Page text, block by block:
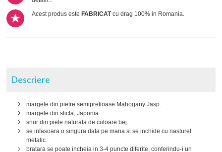
Acest produs esteFABRICATcu drag 100% in Romania.
Descriere
margele din pietre semipretioase Mahogany Jasp.
margele din sticla, Japonia.
snur din piele naturala de culoare bej.
se infasoara o singura data pe mana si se inchide cu nasturel
metalic.
bratara se poate incheia in 3-4 puncte diferite, conferindu-i un